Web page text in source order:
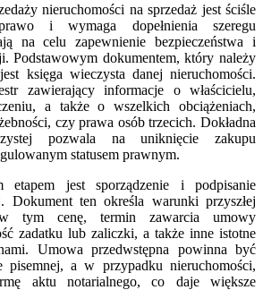
nieruchomości na sprzedaż jest ściśle
i wymaga dopełnienia szeregu
na celu zapewnienie bezpieczeństwa i
Podstawowym dokumentem, który należy
księga wieczysta danej nieruchomości.
zawierający informacje o właścicielu,
a także o wszelkich obciążeniach,
czy prawa osób trzecich. Dokładna
pozwala na uniknięcie zakupu
statusem prawnym.
etapem jest sporządzenie i podpisanie
Dokument ten określa warunki przyszłej
tym cenę, termin zawarcia umowy
zadatku lub zaliczki, a także inne istotne
Umowa przedwstępna powinna być
pisemnej, a w przypadku nieruchomości,
aktu notarialnego, co daje większe